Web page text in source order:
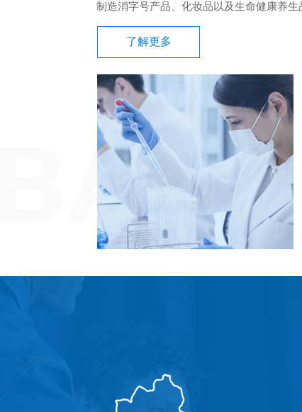
制造消字号产品、化妆品以及生命健康养
了解更多